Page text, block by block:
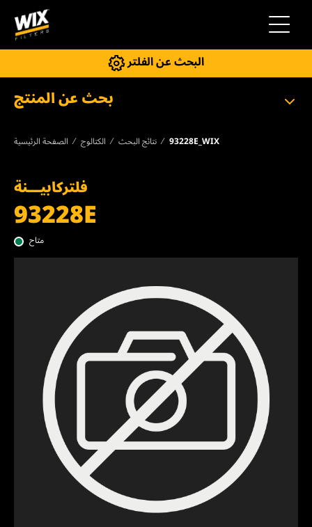
التنقل
البحث عن الفلتر
بحث عن المنتج
الصفحة الرئيسية الكتالوج نتائج البحث 93228E_WIX
فلتركابيـــنة
93228E
متاح